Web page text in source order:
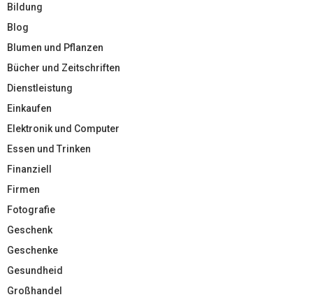
Bildung
Blog
Blumen und Pflanzen
Bücher und Zeitschriften
Dienstleistung
Einkaufen
Elektronik und Computer
Essen und Trinken
Finanziell
Firmen
Fotografie
Geschenk
Geschenke
Gesundheid
Großhandel